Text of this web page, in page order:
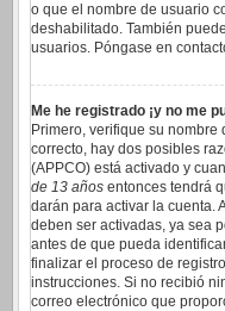
o que el nombre de usuario
deshabilitado. También
usuarios. Póngase en
Me he registrado ¡y no me
Primero, verifique su
correcto, hay dos posibles
(APPCO) está activado y
de 13 años entonces tendrá
darán para activar la cuenta.
deben ser activadas, ya sea
antes de que pueda
finalizar el proceso de
instrucciones. Si no recibió
correo electrónico que